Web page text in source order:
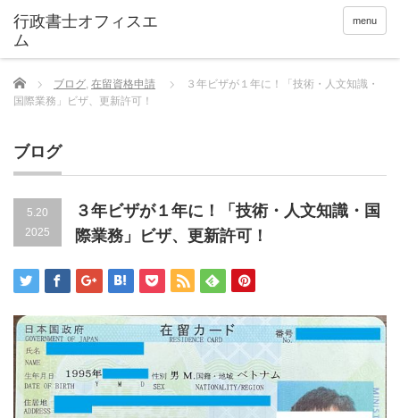
menu
Home ブログ, 在留資格申請
３年ビザが１年に！「技術・人文知識・
国際業務」ビザ、更新許可！
ブログ
5.20
2025
３年ビザが１年に！「技術・人文知識・国
際業務」ビザ、更新許可！